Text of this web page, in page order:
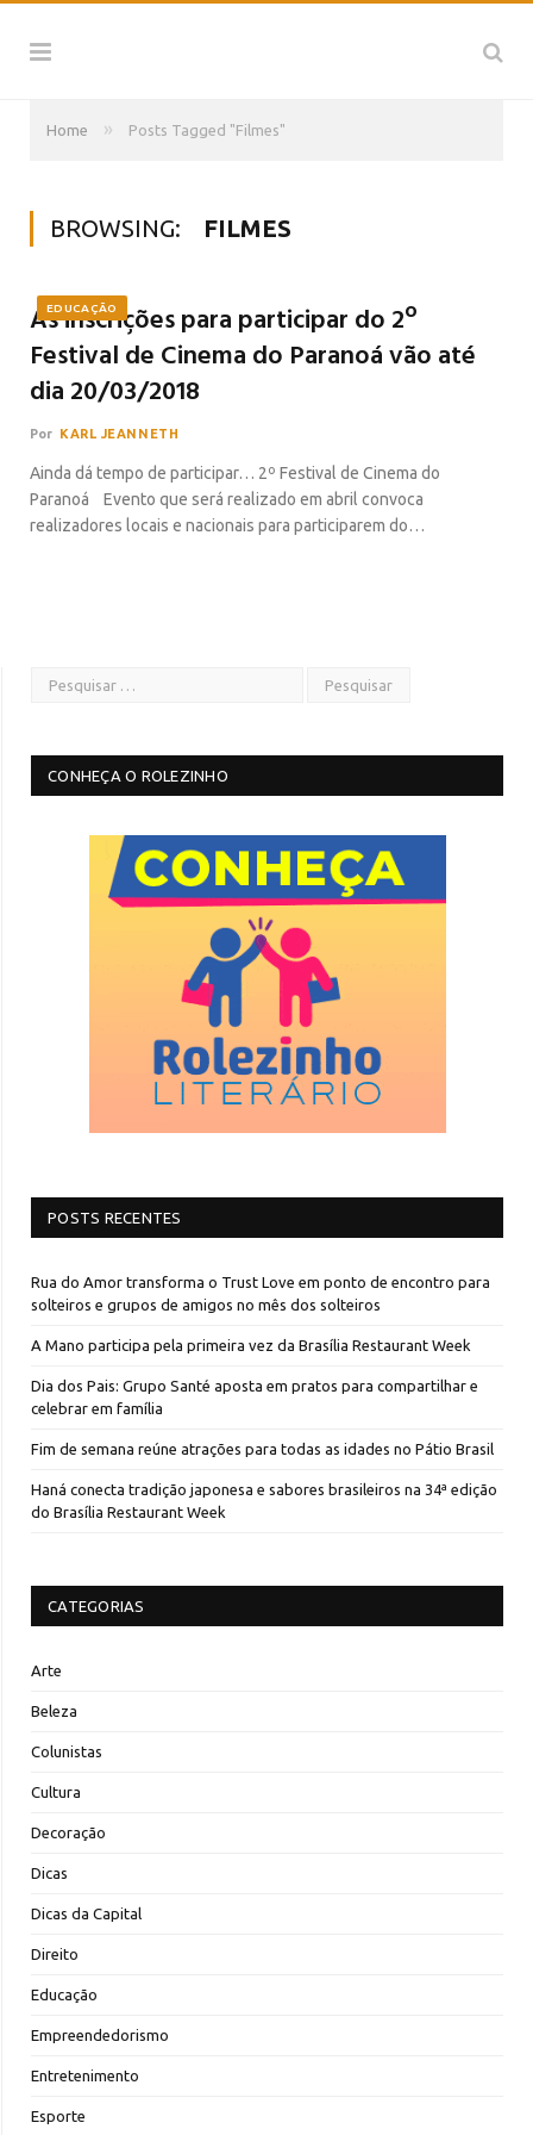
Home » Posts Tagged "Filmes"
BROWSING: FILMES
EDUCAÇÃO
As inscrições para participar do 2º
Festival de Cinema do Paranoá vão até
dia 20/03/2018
Por KARL JEANNETH
Ainda dá tempo de participar… 2º Festival de Cinema do
Paranoá Evento que será realizado em abril convoca
realizadores locais e nacionais para participarem do…
CONHEÇA O ROLEZINHO
POSTS RECENTES
Rua do Amor transforma o Trust Love em ponto de encontro para
solteiros e grupos de amigos no mês dos solteiros
A Mano participa pela primeira vez da Brasília Restaurant Week
Dia dos Pais: Grupo Santé aposta em pratos para compartilhar e
celebrar em família
Fim de semana reúne atrações para todas as idades no Pátio Brasil
Haná conecta tradição japonesa e sabores brasileiros na 34ª edição
do Brasília Restaurant Week
CATEGORIAS
Arte
Beleza
Colunistas
Cultura
Decoração
Dicas
Dicas da Capital
Direito
Educação
Empreendedorismo
Entretenimento
Esporte